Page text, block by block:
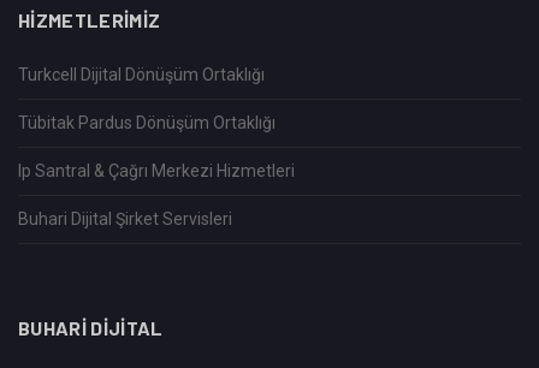
HIZMETLERIMIZ
Turkcell Dijital Dönüşüm Ortaklığı
Tübitak Pardus Dönüşüm Ortaklığı
Ip Santral & Çağrı Merkezi Hizmetleri
Buhari Dijital Şirket Servisleri
BUHARI DIJITAL